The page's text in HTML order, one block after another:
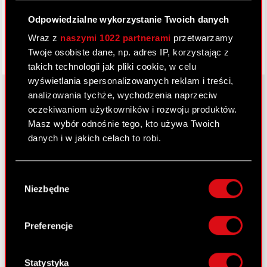
Odpowiedzialne wykorzystanie Twoich danych
Wraz z naszymi 1022 partnerami przetwarzamy
Twoje osobiste dane, np. adres IP, korzystając z
takich technologii jak pliki cookie, w celu
wyświetlania spersonalizowanych reklam i treści,
analizowania tychże, wychodzenia naprzeciw
oczekiwaniom użytkowników i rozwoju produktów.
Masz wybór odnośnie tego, kto używa Twoich
danych i w jakich celach to robi.
lokalizacji geograficznej z dokładnością nawet
Identyfikować Twoje urządzenie, aktywnie
analizując charakteryzującego je zbiory
palca)
zgody
Niezbędne
Preferencje
Statystyka
About CD PROJEKT RED
Grupa Kapitałowa
Inwestorzy
Kariera